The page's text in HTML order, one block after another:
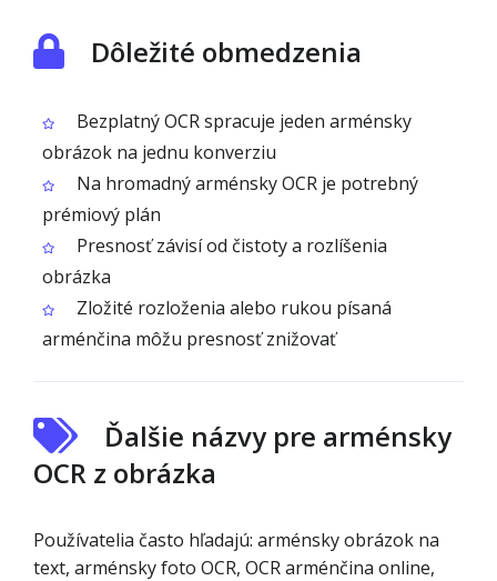
Dôležité obmedzenia
Bezplatný OCR spracuje jeden arménsky
obrázok na jednu konverziu
Na hromadný arménsky OCR je potrebný
prémiový plán
Presnosť závisí od čistoty a rozlíšenia
obrázka
Zložité rozloženia alebo rukou písaná
arménčina môžu presnosť znižovať
Ďalšie názvy pre arménsky
OCR z obrázka
Používatelia často hľadajú: arménsky obrázok na
text, arménsky foto OCR, OCR arménčina online,